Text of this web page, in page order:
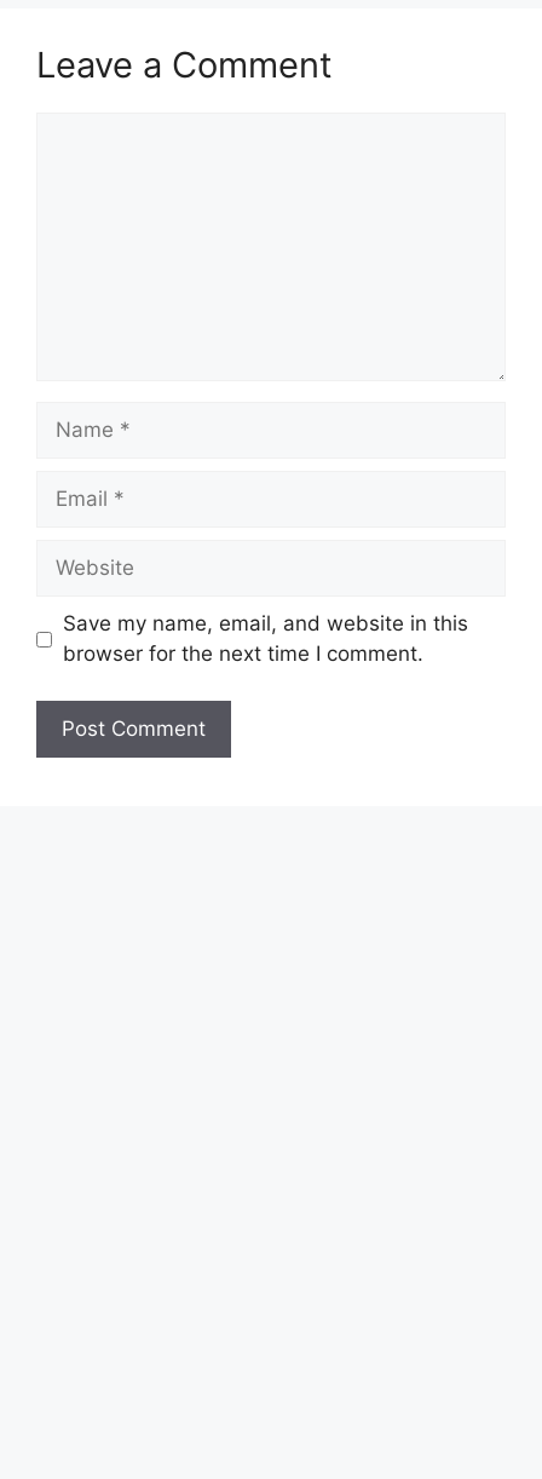
Leave a Comment
Name
Email
Website
Save my name, email, and website in this
browser for the next time I comment.